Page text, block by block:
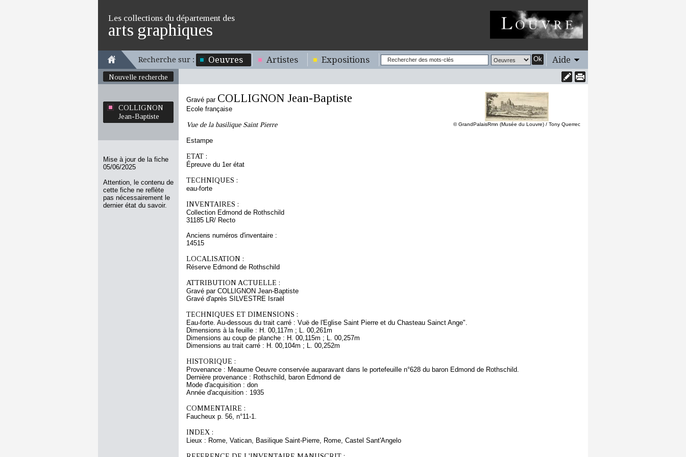
Les collections du département des
arts graphiques
Recherche sur : Oeuvres Artistes Expositions Ok Aide
Nouvelle recherche
COLLIGNON
Jean-Baptiste
Mise à jour de la fiche
05/06/2025
Attention, le contenu de
cette fiche ne reflète
pas nécessairement le
dernier état du savoir.
© GrandPalaisRmn (Musée du Louvre) / Tony Querrec
Gravé par COLLIGNON Jean-Baptiste
Ecole française
Vue de la basilique Saint Pierre
Estampe
ETAT :
Épreuve du 1er état
TECHNIQUES :
eau-forte
INVENTAIRES :
Collection Edmond de Rothschild
31185 LR/ Recto
Anciens numéros d'inventaire :
14515
LOCALISATION :
Réserve Edmond de Rothschild
ATTRIBUTION ACTUELLE :
Gravé par COLLIGNON Jean-Baptiste
Gravé d'après SILVESTRE Israël
TECHNIQUES ET DIMENSIONS :
Eau-forte. Au-dessous du trait carré : Vuë de l'Eglise Saint Pierre et du Chasteau Sainct Ange".
Dimensions à la feuille : H. 00,117m ; L. 00,261m
Dimensions au coup de planche : H. 00,115m ; L. 00,257m
Dimensions au trait carré : H. 00,104m ; L. 00,252m
HISTORIQUE :
Provenance : Meaume Oeuvre conservée auparavant dans le portefeuille n°628 du baron Edmond de Rothschild.
Dernière provenance : Rothschild, baron Edmond de
Mode d'acquisition : don
Année d'acquisition : 1935
COMMENTAIRE :
Faucheux p. 56, n°11-1.
INDEX :
Lieux : Rome, Vatican, Basilique Saint-Pierre, Rome, Castel Sant'Angelo